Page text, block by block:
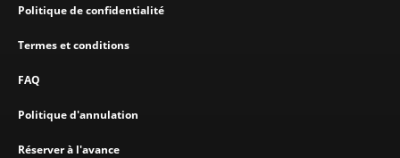
Politique de confidentialité
Termes et conditions
FAQ
Politique d'annulation
Réserver à l'avance